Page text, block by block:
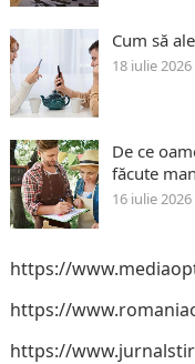
Cum să
18 iulie 2026
De ce
făcute
16 iulie 2026
https://
https://
https://